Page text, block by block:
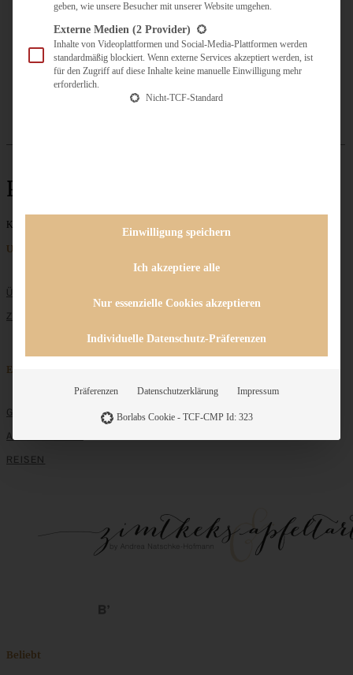
ÜBER MICH
ZUSAMMENARBEIT
Plunderteig
Keine Beiträge gefunden
Unternehmen
ÜBER MICH
ZUSAMMENARBEIT
Entdecken
GRUNDLAGEN
ALLE REZEPTE
REISEN
Beliebt
geben, wie unsere Besucher mit unserer Website umgehen.
Externe Medien (2 Provider)
Inhalte von Videoplattformen und Social-Media-Plattformen werden
standardmäßig blockiert. Wenn externe Services akzeptiert werden, ist
für den Zugriff auf diese Inhalte keine manuelle Einwilligung mehr
erforderlich.
Nicht-TCF-Standard
Einwilligung speichern
Ich akzeptiere alle
Nur essenzielle Cookies akzeptieren
Individuelle Datenschutz-Präferenzen
Präferenzen Datenschutzerklärung Impressum
Borlabs Cookie - TCF-CMP Id: 323